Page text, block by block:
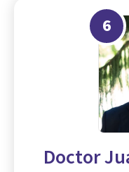
6
Doctor